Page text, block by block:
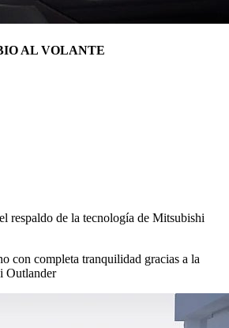
AL VOLANTE
respaldo de la tecnología de Mitsubishi
con completa tranquilidad gracias a la
Outlander